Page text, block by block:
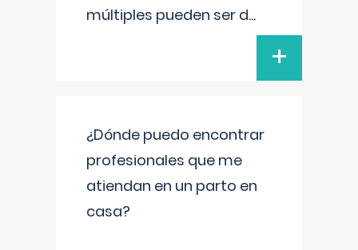
múltiples pueden ser d...
+
¿Dónde puedo encontrar
profesionales que me
atiendan en un parto en
casa?